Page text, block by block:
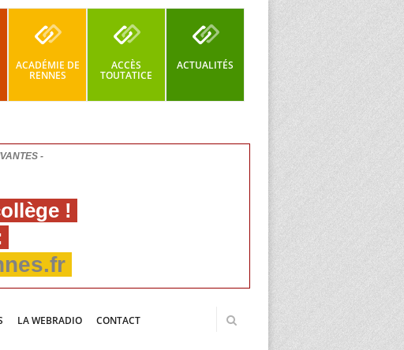
ACADÉMIE DE
RENNES
ACCÈS
TOUTATICE
ACTUALITÉS
-
!
LA WEBRADIO CONTACT